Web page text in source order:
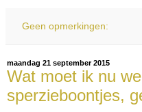
Geen opmerkingen:
maandag 21 september 2015
Wat moet ik nu
sperzieboontjes,